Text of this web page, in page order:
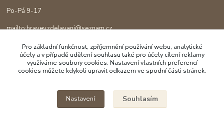
Po-Pá 9-17
mailto:hravevzdelavani@seznam.cz
Pro základní funkčnost, zpříjemnění používání webu, analytické
účely a v případě udělení souhlasu také pro účely cílení reklamy
využíváme soubory cookies. Nastavení vlastních preferencí
cookies můžete kdykoli upravit odkazem ve spodní části stránek.
Nastavení Souhlasím